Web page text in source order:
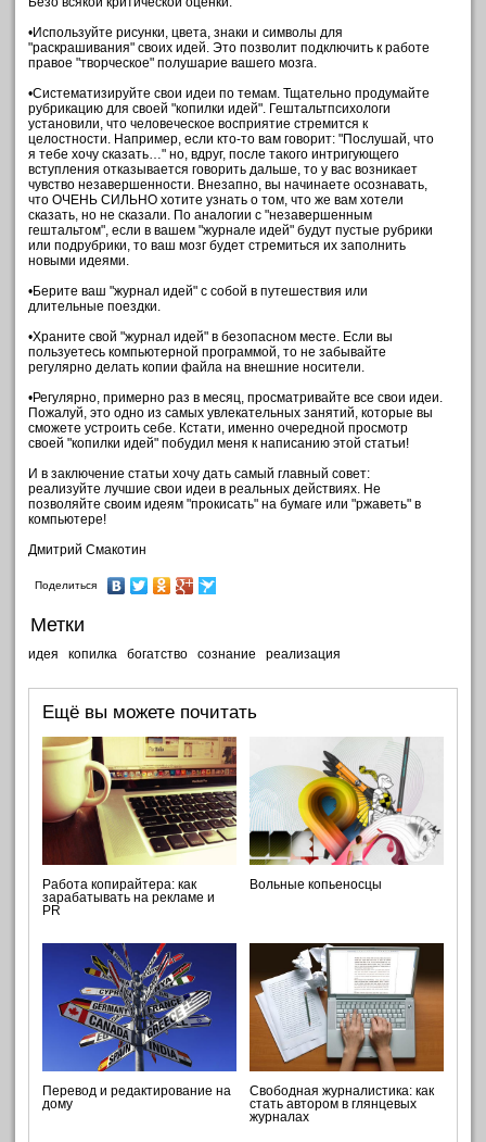
•Используйте рисунки, цвета, знаки и символы для
"раскрашивания" своих идей. Это позволит подключить к работе
правое "творческое" полушарие вашего мозга.
•Систематизируйте свои идеи по темам. Тщательно продумайте
рубрикацию для своей "копилки идей". Гештальтпсихологи
установили, что человеческое восприятие стремится к
целостности. Например, если кто-то вам говорит: "Послушай, что
я тебе хочу сказать…" но, вдруг, после такого интригующего
вступления отказывается говорить дальше, то у вас возникает
чувство незавершенности. Внезапно, вы начинаете осознавать,
что ОЧЕНЬ СИЛЬНО хотите узнать о том, что же вам хотели
сказать, но не сказали. По аналогии с "незавершенным
гештальтом", если в вашем "журнале идей" будут пустые рубрики
или подрубрики, то ваш мозг будет стремиться их заполнить
новыми идеями.
•Берите ваш "журнал идей" с собой в путешествия или
длительные поездки.
•Храните свой "журнал идей" в безопасном месте. Если вы
пользуетесь компьютерной программой, то не забывайте
регулярно делать копии файла на внешние носители.
•Регулярно, примерно раз в месяц, просматривайте все свои идеи.
Пожалуй, это одно из самых увлекательных занятий, которые вы
сможете устроить себе. Кстати, именно очередной просмотр
своей "копилки идей" побудил меня к написанию этой статьи!
И в заключение статьи хочу дать самый главный совет:
реализуйте лучшие свои идеи в реальных действиях. Не
позволяйте своим идеям "прокисать" на бумаге или "ржаветь" в
компьютере!
Дмитрий Смакотин
Поделиться
Метки
идея копилка богатство сознание реализация
Ещё вы можете почитать
Работа копирайтера: как
зарабатывать на рекламе и
PR
Вольные копьеносцы
Перевод и редактирование на
дому
Свободная журналистика: как
стать автором в глянцевых
журналах